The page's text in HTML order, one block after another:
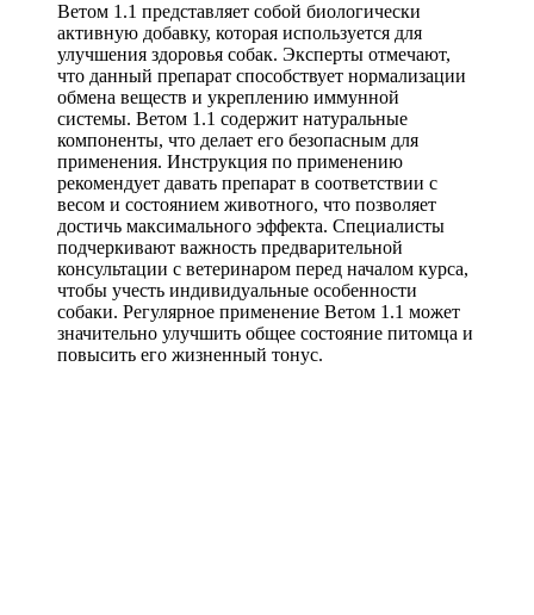
Ветом 1.1 представляет собой биологически
активную добавку, которая используется для
улучшения здоровья собак. Эксперты отмечают,
что данный препарат способствует нормализации
обмена веществ и укреплению иммунной
системы. Ветом 1.1 содержит натуральные
компоненты, что делает его безопасным для
применения. Инструкция по применению
рекомендует давать препарат в соответствии с
весом и состоянием животного, что позволяет
достичь максимального эффекта. Специалисты
подчеркивают важность предварительной
консультации с ветеринаром перед началом курса,
чтобы учесть индивидуальные особенности
собаки. Регулярное применение Ветом 1.1 может
значительно улучшить общее состояние питомца и
повысить его жизненный тонус.